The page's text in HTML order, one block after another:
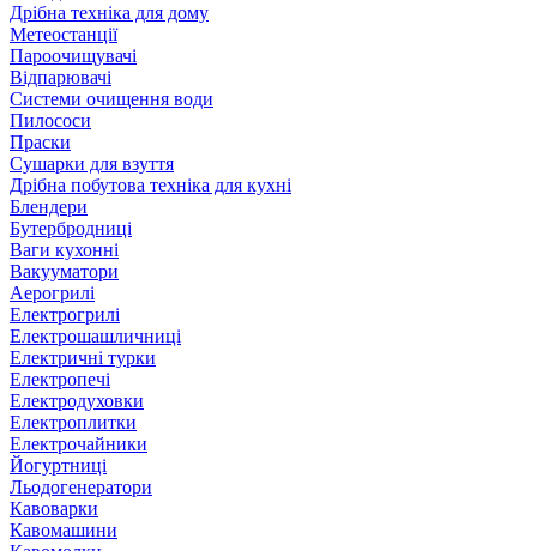
Дрібна техніка для дому
Метеостанції
Пароочищувачі
Відпарювачі
Системи очищення води
Пилососи
Праски
Сушарки для взуття
Дрібна побутова техніка для кухні
Блендери
Бутербродниці
Ваги кухонні
Вакууматори
Аерогрилі
Електрогрилі
Електрошашличниці
Електричні турки
Електропечі
Електродуховки
Електроплитки
Електрочайники
Йогуртниці
Льодогенератори
Кавоварки
Кавомашини